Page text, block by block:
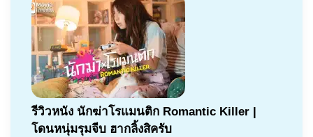
รีวิวหนัง นักฆ่าโรแมนติก Romantic Killer |
โดนหนุ่มรุมจีบ ฮากลิ้งสิครับ